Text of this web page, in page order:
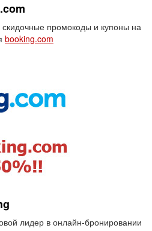
промокоды и купоны на
booking.com
лидер в онлайн-бронировании